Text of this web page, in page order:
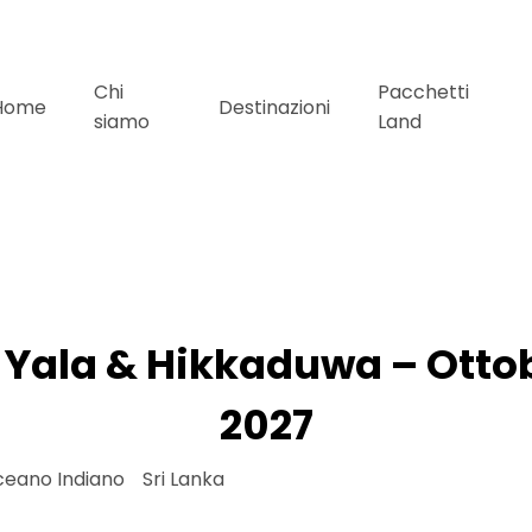
Chi
siamo
Destinazioni
Pacchetti
Land
& Hikkaduwa –
2027
Indiano Sri Lanka»